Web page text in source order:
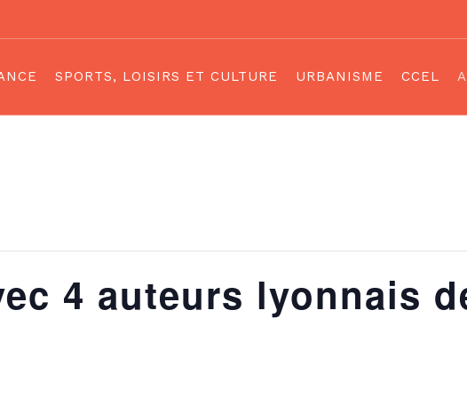
Sociale (C.C.A.S.)
de garde
SPORTS, LOISIRS ET CULTURE URBANISME
PLU
CCEL
4 auteurs lyonnais